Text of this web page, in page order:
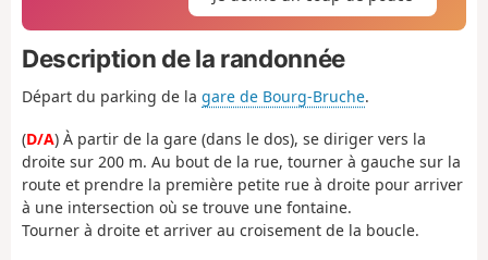
Description de la randonnée
Départ du parking de la gare de Bourg-Bruche.
(D/A) À partir de la gare (dans le dos), se diriger vers la
droite sur 200 m. Au bout de la rue, tourner à gauche sur la
route et prendre la première petite rue à droite pour arriver
à une intersection où se trouve une fontaine.
Tourner à droite et arriver au croisement de la boucle.